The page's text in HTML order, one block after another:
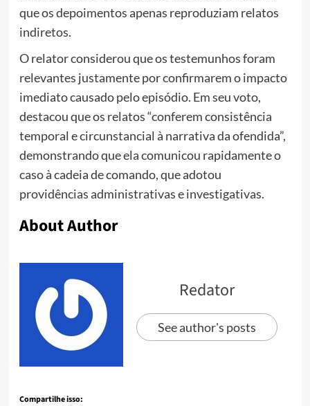
que os depoimentos apenas reproduziam relatos
indiretos.
O relator considerou que os testemunhos foram
relevantes justamente por confirmarem o impacto
imediato causado pelo episódio. Em seu voto,
destacou que os relatos “conferem consistência
temporal e circunstancial à narrativa da ofendida”,
demonstrando que ela comunicou rapidamente o
caso à cadeia de comando, que adotou
providências administrativas e investigativas.
About Author
Redator
See author's posts
Compartilhe isso: